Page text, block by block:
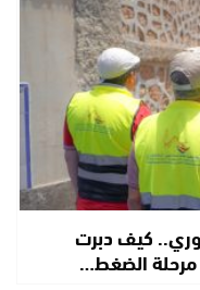
كيف دبرت
مرحلة الضغط…